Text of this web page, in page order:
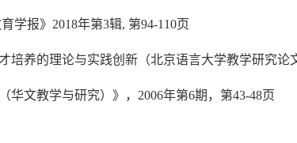
学报》2018年第3辑, 第94-110页
养的理论与实践创新（北京语言大学教学研究论
华文教学与研究）》，2006年第6期，第43-48页